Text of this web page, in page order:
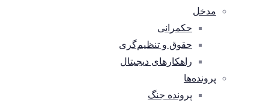
مدخل
حکمرانی
حقوق و تنظیم‌گری
راهکارهای دیجیتال
پرونده‌ها
پرونده جنگ